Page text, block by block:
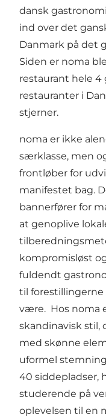
dansk
ind over det
Danmark på det
Siden er noma
restaurant hele 4
restauranter i
stjerner.
noma er ikke
særklasse, men
frontløber for
manifestet bag.
bannerfører for
at genoplive
kompromisløst
fuldendt
til forestillingerne
være. Hos noma
skandinavisk stil,
med skønne
uformel
40 siddepladser,
studerende på
oplevelsen til en